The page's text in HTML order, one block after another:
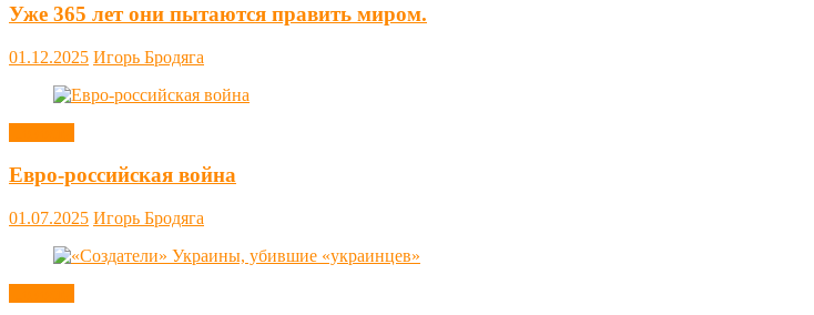
Уже 365 лет они пытаются править миром.
01.12.2025 Игорь Бродяга
Евро-российская война
01.07.2025 Игорь Бродяга